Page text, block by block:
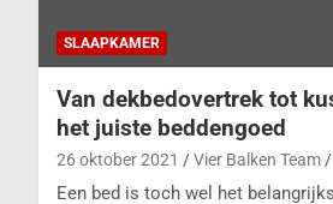
SLAAPKAMER
Van dekbedovertrek tot
het juiste beddengoed
26 oktober 2021 Vier Balken Team
Een bed is toch wel het